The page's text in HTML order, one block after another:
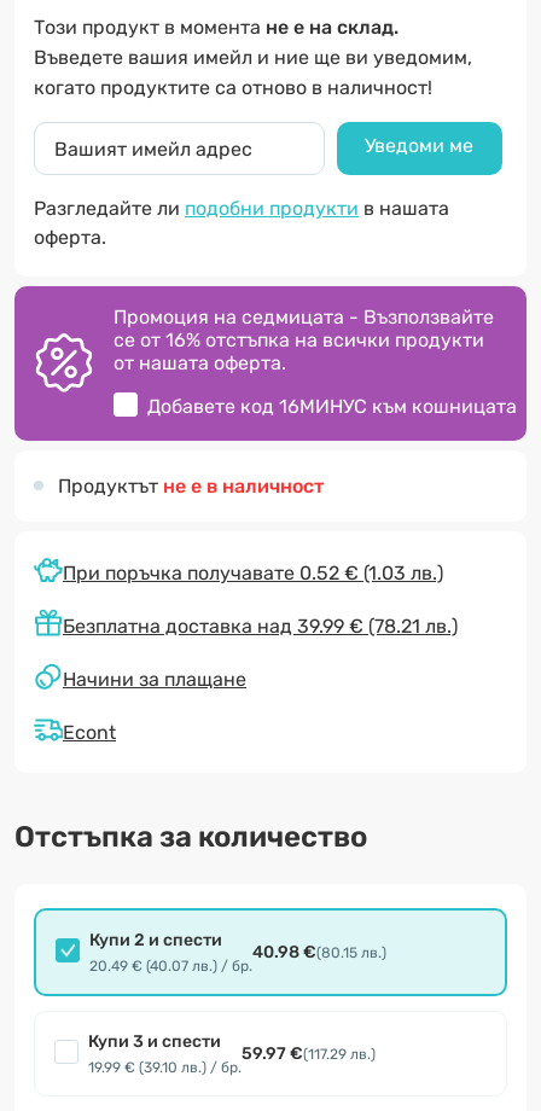
Този продукт в момента не е на склад.
Въведете вашия имейл и ние ще ви уведомим,
когато продуктите са отново в наличност!
Уведоми ме
Разгледайте ли подобни продукти в нашата
оферта.
Промоция на седмицата - Възползвайте
се от 16% отстъпка на всички продукти
от нашата оферта.
Добавете код 16МИНУС към кошницата
Продуктът не е в наличност
При поръчка получавате 0.52 € (1.03 лв.)
Безплатна доставка над 39.99 € (78.21 лв.)
Начини за плащане
Econt
Отстъпка за количество
Купи 2 и спести
20.49 € (40.07 лв.) / бр.
40.98 €(80.15 лв.)
Купи 3 и спести
19.99 € (39.10 лв.) / бр.
59.97 €(117.29 лв.)